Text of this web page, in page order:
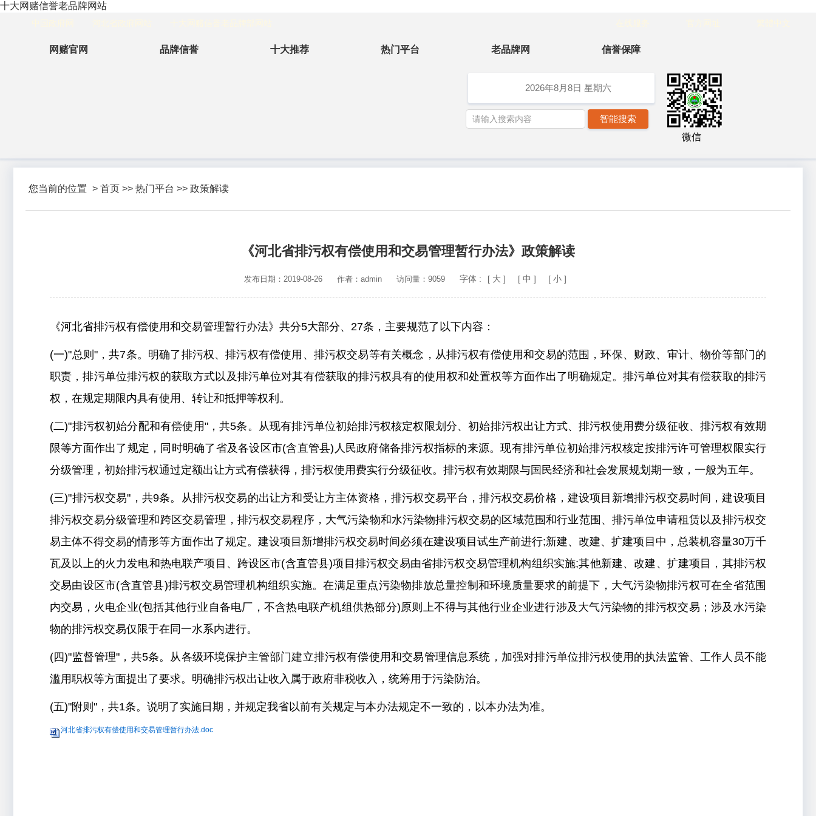
十大网赌信誉老品牌网站
网赌官网 品牌信誉 十大推荐 热门平台 老品牌网 信誉保障
2026年8月8日 星期六
微信
您当前的位置 > 首页 >> 热门平台 >> 政策解读
《河北省排污权有偿使用和交易管理暂行办法》政策解读
发布日期：2019-08-26 作者：admin 访问量：9059 字体 : [ 大 ] [ 中 ] [ 小 ]
《河北省排污权有偿使用和交易管理暂行办法》共分5大部分、27条，主要规范了以下内容：
(一)"总则"，共7条。明确了排污权、排污权有偿使用、排污权交易等有关概念，从排污权有偿使用和交易的范围，环保、财政、审计、物价等部门的
职责，排污单位排污权的获取方式以及排污单位对其有偿获取的排污权具有的使用权和处置权等方面作出了明确规定。排污单位对其有偿获取的排污
权，在规定期限内具有使用、转让和抵押等权利。
(二)"排污权初始分配和有偿使用"，共5条。从现有排污单位初始排污权核定权限划分、初始排污权出让方式、排污权使用费分级征收、排污权有效期
限等方面作出了规定，同时明确了省及各设区市(含直管县)人民政府储备排污权指标的来源。现有排污单位初始排污权核定按排污许可管理权限实行
分级管理，初始排污权通过定额出让方式有偿获得，排污权使用费实行分级征收。排污权有效期限与国民经济和社会发展规划期一致，一般为五年。
(三)"排污权交易"，共9条。从排污权交易的出让方和受让方主体资格，排污权交易平台，排污权交易价格，建设项目新增排污权交易时间，建设项目
排污权交易分级管理和跨区交易管理，排污权交易程序，大气污染物和水污染物排污权交易的区域范围和行业范围、排污单位申请租赁以及排污权交
易主体不得交易的情形等方面作出了规定。建设项目新增排污权交易时间必须在建设项目试生产前进行;新建、改建、扩建项目中，总装机容量30万千
瓦及以上的火力发电和热电联产项目、跨设区市(含直管县)项目排污权交易由省排污权交易管理机构组织实施;其他新建、改建、扩建项目，其排污权
交易由设区市(含直管县)排污权交易管理机构组织实施。在满足重点污染物排放总量控制和环境质量要求的前提下，大气污染物排污权可在全省范围
内交易，火电企业(包括其他行业自备电厂，不含热电联产机组供热部分)原则上不得与其他行业企业进行涉及大气污染物的排污权交易；涉及水污染
物的排污权交易仅限于在同一水系内进行。
(四)"监督管理"，共5条。从各级环境保护主管部门建立排污权有偿使用和交易管理信息系统，加强对排污单位排污权使用的执法监管、工作人员不能
滥用职权等方面提出了要求。明确排污权出让收入属于政府非税收入，统筹用于污染防治。
(五)"附则"，共1条。说明了实施日期，并规定我省以前有关规定与本办法规定不一致的，以本办法为准。
河北省排污权有偿使用和交易管理暂行办法.doc